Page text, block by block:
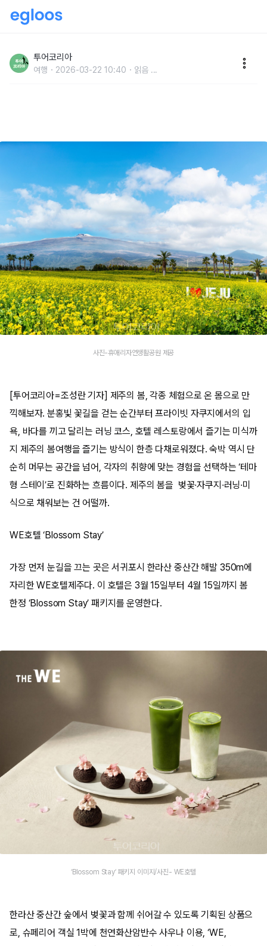
즐긴다투어코리아
여행 2026-03-22 10:40 읽음 ...
사진-휴애리자연생활공원 제공
[투어코리아=조성란 기자] 제주의 봄, 각종 체험으로 온 몸으로 만
끽해보자. 분홍빛 꽃길을 걷는 순간부터 프라이빗 자쿠지에서의 입
욕, 바다를 끼고 달리는 러닝 코스, 호텔 레스토랑에서 즐기는 미식까
지 제주의 봄여행을 즐기는 방식이 한층 다채로워졌다. 숙박 역시 단
순히 머무는 공간을 넘어, 각자의 취향에 맞는 경험을 선택하는 ‘테마
형 스테이’로 진화하는 흐름이다. 제주의 봄을 벚꽃·자쿠지·러닝·미
식으로 채워보는 건 어떨까.
WE호텔 ‘Blossom Stay’
가장 먼저 눈길을 끄는 곳은 서귀포시 한라산 중산간 해발 350m에
자리한 WE호텔제주다. 이 호텔은 3월 15일부터 4월 15일까지 봄
한정 ‘Blossom Stay’ 패키지를 운영한다.
‘Blossom Stay’ 패키지 이미지/사진- WE호텔
한라산 중산간 숲에서 벚꽃과 함께 쉬어갈 수 있도록 기획된 상품으
로, 슈페리어 객실 1박에 천연화산암반수 사우나 이용, ‘WE,